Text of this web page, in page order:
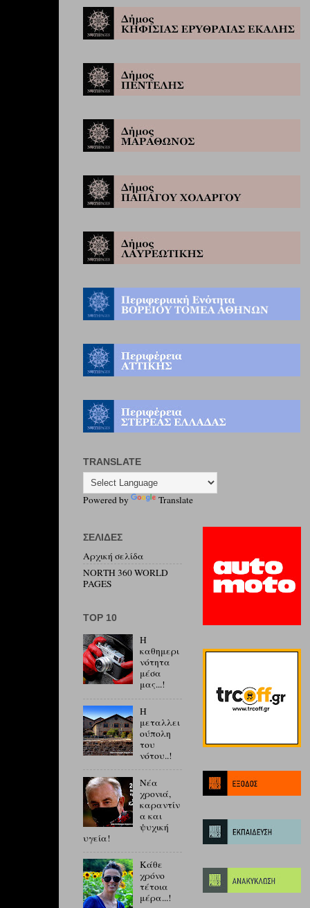
TRANSLATE
Powered by Translate
ΣΕΛΊΔΕΣ
Αρχική σελίδα
NORTH 360 WORLD
PAGES
ΤΟP 10
Η
καθημερι
νότητα
μέσα
μας...!
Η
μεταλλει
ούπολη
του
νότου..!
Νέα
χρονιά,
καραντίν
α και
ψυχική
υγεία!
Κάθε
χρόνο
τέτοια
μέρα...!